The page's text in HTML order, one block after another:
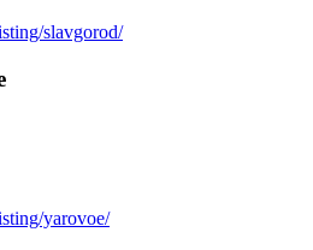
slavgorod/
yarovoe/